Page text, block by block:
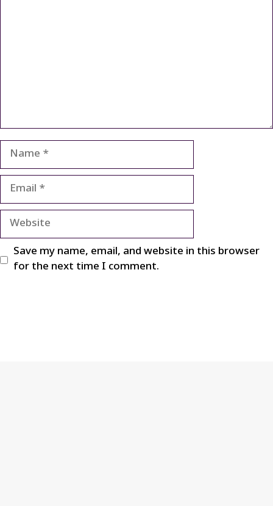
Name
Email
Website
Save my name, email, and website in this browser
for the next time I comment.